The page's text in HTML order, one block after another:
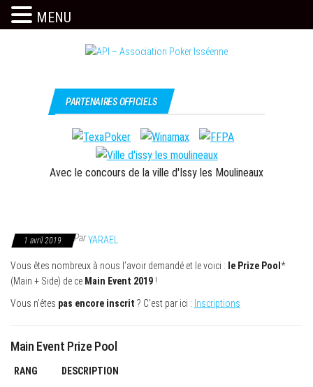
Association
Isséenne
c'est
l'API
PARTENAIRES OFFICIELS
Avec le concours de la ville d'Issy les Moulineaux
1 avril 2019 ParYARAEL
Vous êtes nombreux à nous l’avoir demandé et le voici : le Prize Pool *
(Main + Side) de ce Main Event 2019 !
Vous n’êtes pas encore inscrit ? C’est par ici : Inscriptions
Main Event Prize Pool
RANG
DESCRIPTION
MENU